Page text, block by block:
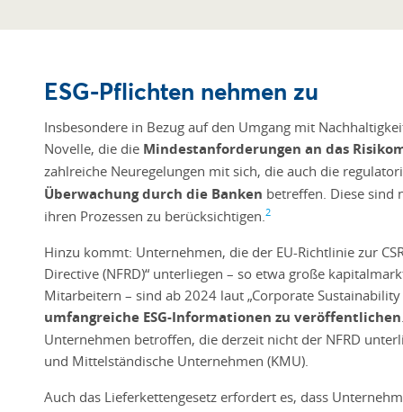
ESG-Pflichten nehmen zu
Insbesondere in Bezug auf den Umgang mit
Novelle, die die Mindestanforderungen an das
zahlreiche Neuregelungen mit sich, die auch die
Überwachung durch die Banken betreffen. Diese sind
ihren Prozessen zu berücksichtigen. 2
Hinzu kommt: Unternehmen, die der EU-Richtlinie zur
Directive (NFRD)“ unterliegen – so etwa große
Mitarbeitern – sind ab 2024 laut „Corporate
umfangreiche ESG-Informationen zu veröffentlichen
Unternehmen betroffen, die derzeit nicht der NFRD
und Mittelständische Unternehmen (KMU).
Auch das Lieferkettengesetz erfordert es, dass